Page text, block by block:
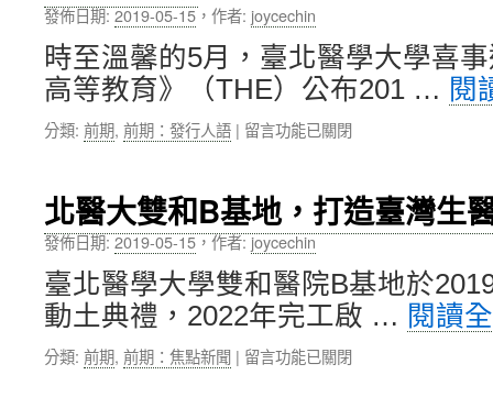
發佈日期:2019-05-15， 作者: joycechin
時至溫馨的5月，臺北醫學大學喜
高等教育》（THE）公布201 … 閱
分類: 前期, 前期：發行人語 | 在
大
體
系
發
展
史
上
的
新
留言功能已關閉
北醫大雙和B基地，打造臺灣生
發佈日期:2019-05-15，作者: joycechin
臺北醫學大學雙和醫院B基地於
動土典禮，2022年完工啟 … 閱讀
分類: 前期, 前期：焦點新聞 | 在
留言功能已關閉